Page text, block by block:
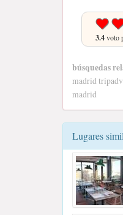
3.4voto
búsquedas
madrid
madrid
Lugares